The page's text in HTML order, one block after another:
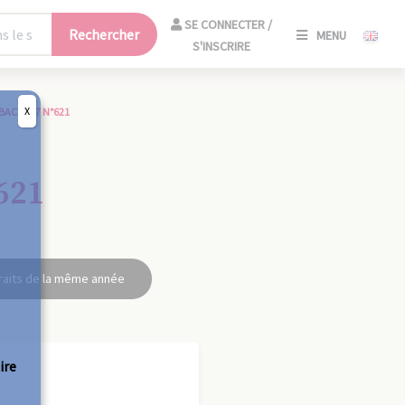
Rechercher
SE CONNECTER /
S'INSCRIRE
MENU
1957 N°621
de la même année
X